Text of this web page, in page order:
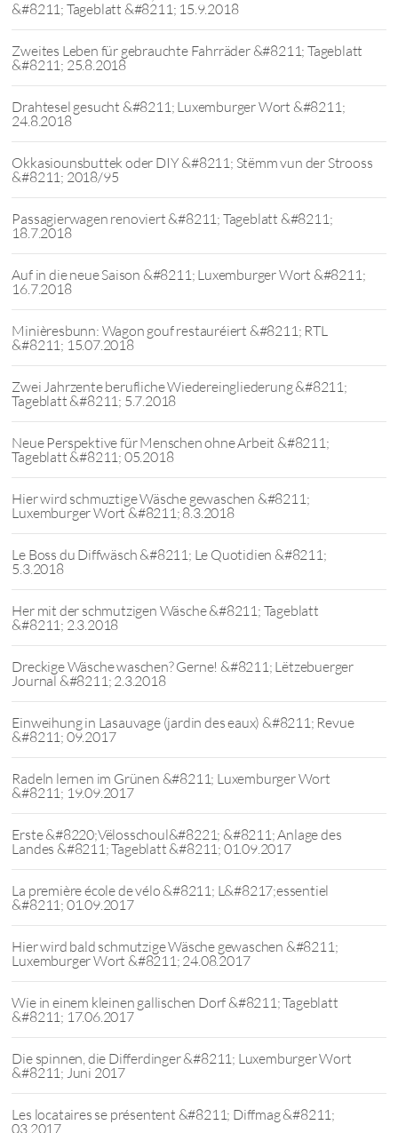
&#8211; Tageblatt &#8211; 15.9.2018
Zweites Leben für gebrauchte Fahrräder &#8211; Tageblatt
&#8211; 25.8.2018
Drahtesel gesucht &#8211; Luxemburger Wort &#8211;
24.8.2018
Okkasiounsbuttek oder DIY &#8211; Stëmm vun der Strooss
&#8211; 2018/95
Passagierwagen renoviert &#8211; Tageblatt &#8211;
18.7.2018
Auf in die neue Saison &#8211; Luxemburger Wort &#8211;
16.7.2018
Minièresbunn: Wagon gouf restauréiert &#8211; RTL
&#8211; 15.07.2018
Zwei Jahrzente berufliche Wiedereingliederung &#8211;
Tageblatt &#8211; 5.7.2018
Neue Perspektive für Menschen ohne Arbeit &#8211;
Tageblatt &#8211; 05.2018
Hier wird schmuztige Wäsche gewaschen &#8211;
Luxemburger Wort &#8211; 8.3.2018
Le Boss du Diffwäsch &#8211; Le Quotidien &#8211;
5.3.2018
Her mit der schmutzigen Wäsche &#8211; Tageblatt
&#8211; 2.3.2018
Dreckige Wäsche waschen? Gerne! &#8211; Lëtzebuerger
Journal &#8211; 2.3.2018
Einweihung in Lasauvage (jardin des eaux) &#8211; Revue
&#8211; 09.2017
Radeln lernen im Grünen &#8211; Luxemburger Wort
&#8211; 19.09.2017
Erste &#8220;Vëlosschoul&#8221; &#8211; Anlage des
Landes &#8211; Tageblatt &#8211; 01.09.2017
La première école de vélo &#8211; L&#8217;essentiel
&#8211; 01.09.2017
Hier wird bald schmutzige Wäsche gewaschen &#8211;
Luxemburger Wort &#8211; 24.08.2017
Wie in einem kleinen gallischen Dorf &#8211; Tageblatt
&#8211; 17.06.2017
Die spinnen, die Differdinger &#8211; Luxemburger Wort
&#8211; Juni 2017
Les locataires se présentent &#8211; Diffmag &#8211;
03.2017